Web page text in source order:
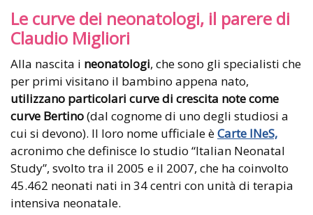
Le curve dei neonatologi, il parere di
Claudio Migliori
Alla nascita i neonatologi, che sono gli specialisti che
per primi visitano il bambino appena nato,
utilizzano particolari curve di crescita note come
curve Bertino(dal cognome di uno degli studiosi a
cui si devono). Il loro nome ufficiale èCarte INeS,
acronimo che definisce lo studio “Italian Neonatal
Study”, svolto tra il 2005 e il 2007, che ha coinvolto
45.462 neonati nati in 34 centri con unità di terapia
intensiva neonatale.